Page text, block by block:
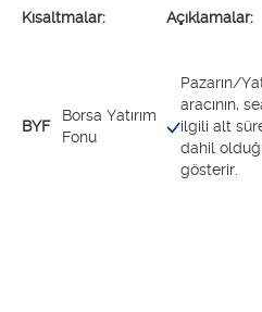
Kısaltmalar: Açıklamalar:
BYF
Borsa Yatırım
Fonu
Pazarın/
aracının,
ilgili alt
dahil
gösterir.